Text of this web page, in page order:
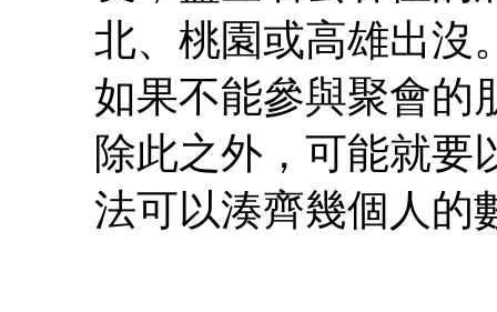
北、桃園或高雄出沒
如果不能參與聚會的
除此之外，可能就要
法可以湊齊幾個人的